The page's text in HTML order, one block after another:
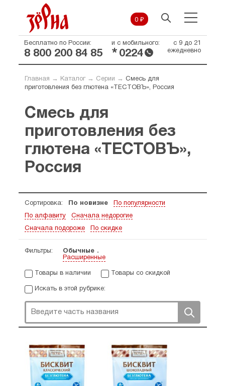
0 ₽
Бесплатно по России:
8 800 200 84 85
и с мобильного:
* 0224
с 9 до 21
ежедневно
Главная → Каталог→ Серии → Смесь для
приготовления без глютена «ТЕСТОВЪ», Россия
Смесь для
приготовления без
глютена «ТЕСТОВЪ»,
Россия
Сортировка: По новизне По популярности
По алфавиту Сначала недорогие
Сначала подороже По скидке
Фильтры:
Обычные
Расширенные
Товары в наличии Товары со скидкой
Искать в этой рубрике: